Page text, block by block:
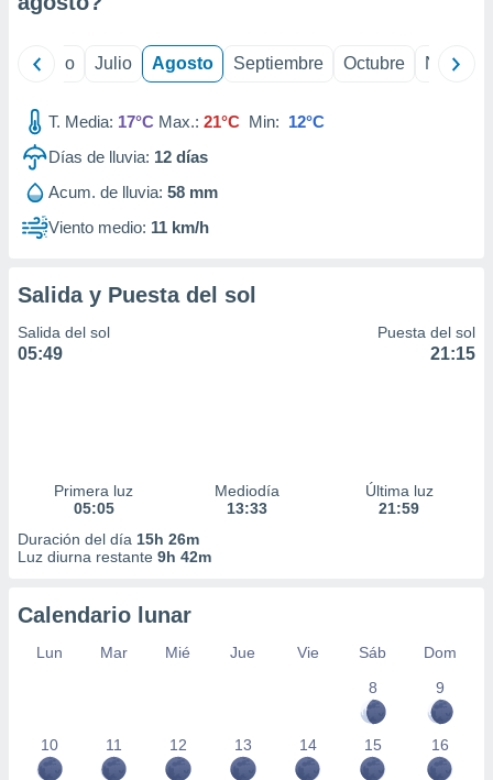
mediante
publicidad
publicidad
1199
Junio Julio Agosto Septiembre Octubre
T. Media: 17°C Max.: 21°C Min: 12°C
Días de lluvia: 12 días
Acum. de lluvia: 58 mm
Viento medio: 11 km/h
Salida y Puesta del sol
Salida del sol
05:49
Puesta del sol
21:15
Primera luz
05:05
Mediodía
13:33
Última luz
21:59
Duración del día 15h 26m
Luz diurna restante 9h 42m
Calendario lunar
Lun Mar Mié Jue Vie Sáb
Dom
8
9
10 11 12 13 14 15 16